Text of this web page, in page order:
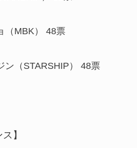
（MBK） 48票
ン（STARSHIP） 48票
】